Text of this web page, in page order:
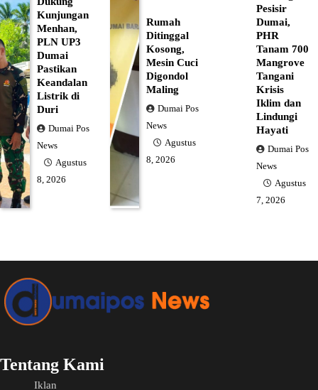
Kunjungan
Menhan,
PLN UP3
Dumai
Pastikan
Keandalan
Listrik di
Duri
Dumai Pos
News
Agustus
8, 2026
Rumah
Ditinggal
Kosong,
Mesin Cuci
Digondol
Maling
Dumai Pos
News
Agustus
8, 2026
Pesisir
Dumai,
PHR
Tanam 700
Mangrove
Tangani
Krisis
Iklim dan
Lindungi
Hayati
Dumai Pos
News
Agustus
7, 2026
Tentang Kami
Iklan